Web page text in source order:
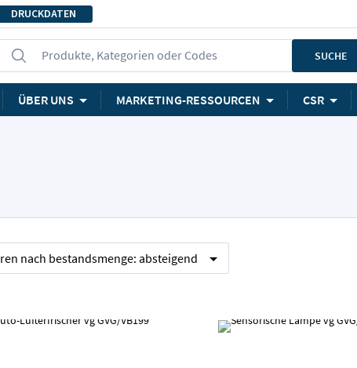
DRUCKDATEN
Produkte, Kategorien oder Codes SUCHE
ÜBER UNS MARKETING-RESSOURCEN CSR
nach bestandsmenge: absteigend